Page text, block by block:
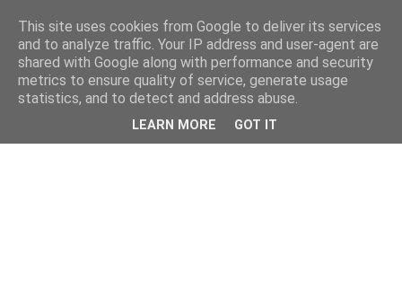
This site uses cookies from Google to deliver its services
and to analyze traffic. Your IP address and user-agent are
shared with Google along with performance and security
metrics to ensure quality of service, generate usage
statistics, and to detect and address abuse.
LEARN MORE GOT IT